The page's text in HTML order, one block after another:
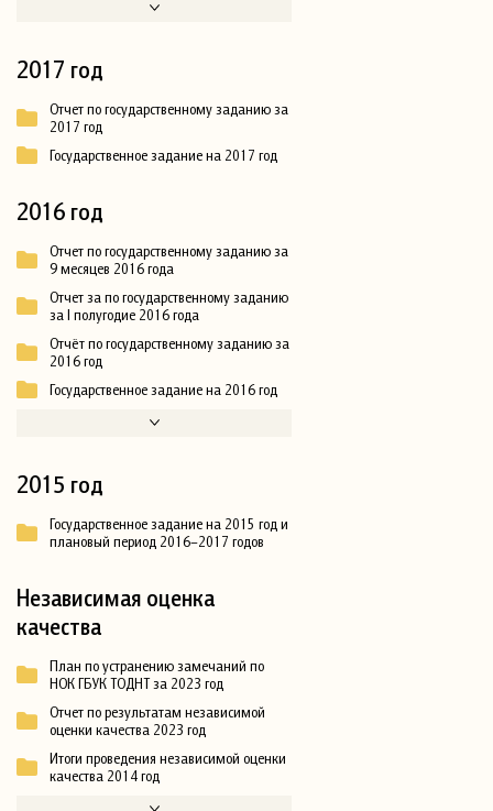
2017 год
Отчет по государственному заданию за
2017 год
Государственное задание на 2017 год
2016 год
Отчет по государственному заданию за
9 месяцев 2016 года
Отчет за по государственному заданию
за I полугодие 2016 года
Отчёт по государственному заданию за
2016 год
Государственное задание на 2016 год
2015 год
Государственное задание на 2015 год и
плановый период 2016–2017 годов
Независимая оценка
качества
План по устранению замечаний по
НОК ГБУК ТОДНТ за 2023 год
Отчет по результатам независимой
оценки качества 2023 год
Итоги проведения независимой оценки
качества 2014 год